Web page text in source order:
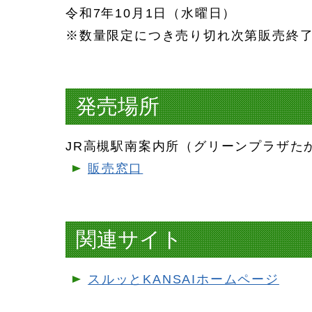
令和7年10月1日（水曜日）
※数量限定につき売り切れ次第販売終了
発売場所
JR高槻駅南案内所（グリーンプラザた
販売窓口
関連サイト
スルッとKANSAIホームページ